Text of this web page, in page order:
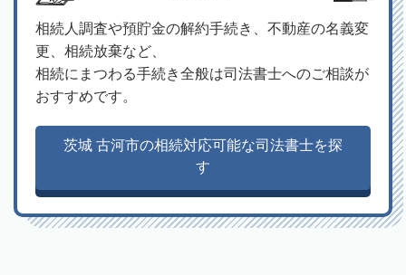
相続人調査や預貯金の解約手続き、不動産の名義変
更、相続放棄など、
相続にまつわる手続き全般は司法書士へのご相談が
おすすめです。
茨城 古河市の相続対応可能な司法書士を探
す